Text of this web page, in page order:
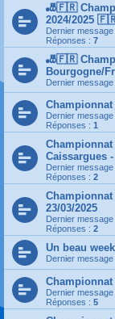
🎳🇫🇷
2024/2025
Dernier
Réponses : 7
🎳🇫🇷
Bourgogne/
Dernier
Dernier
Réponses : 1
Caissargues -
Dernier
Réponses : 2
23/03/2025
Dernier
Réponses : 2
Un beau
Dernier
Championnat
Dernier
Réponses : 5